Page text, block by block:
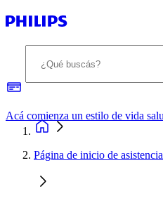
Página de inicio de asistencia